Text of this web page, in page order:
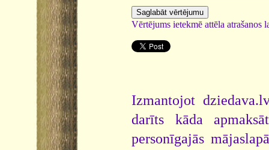
Vērtējums ietekmē attēla atrašanos
Izmantojot
darīts kāda
personīgajās